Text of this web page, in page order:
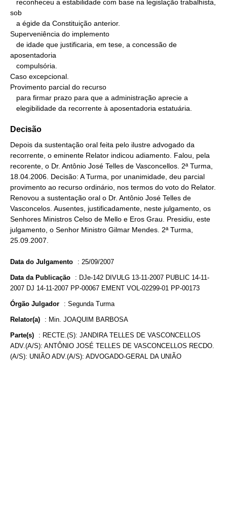
sob
Superveniência do implemento
aposentadoria
Caso excepcional.
Provimento parcial do recurso
   elegibilidade da recorrente à aposentadoria estatuária.
Decisão
Depois da sustentação oral feita pelo ilustre advogado da
recorrente, o eminente Relator indicou adiamento. Falou, pela
recorente, o Dr. Antônio José Telles de Vasconcellos. 2ª Turma,
18.04.2006. Decisão: A Turma, por unanimidade, deu parcial
provimento ao recurso ordinário, nos termos do voto do Relator.
Renovou a sustentação oral o Dr. Antônio José Telles de
Vasconcelos. Ausentes, justificadamente, neste julgamento, os
Senhores Ministros Celso de Mello e Eros Grau. Presidiu, este
julgamento, o Senhor Ministro Gilmar Mendes. 2ª Turma,
25.09.2007.
Data do Julgamento : 25/09/2007
Data da Publicação : DJe-142 DIVULG 13-11-2007 PUBLIC 14-11-
2007 DJ 14-11-2007 PP-00067 EMENT VOL-02299-01 PP-00173
Órgão Julgador : Segunda Turma
Relator(a) : Min. JOAQUIM BARBOSA
Parte(s) : RECTE.(S): JANDIRA TELLES DE VASCONCELLOS
ADV.(A/S): ANTÔNIO JOSÉ TELLES DE VASCONCELLOS RECDO.
(A/S): UNIÃO ADV.(A/S): ADVOGADO-GERAL DA UNIÃO